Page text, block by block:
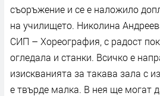
съоръжение и се е наложило
на училището. Николина
СИП – Хореография, с радост
огледала и станки. Всичко е
изискванията за такава зала с
е твърде малка. В нея ще могат